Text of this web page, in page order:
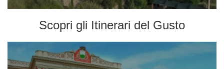
Scopri gli Itinerari del Gusto